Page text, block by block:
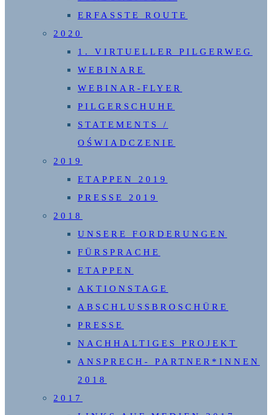
ERFASSTE ROUTE
2020
1. VIRTUELLER PILGERWEG
WEBINARE
WEBINAR-FLYER
PILGERSCHUHE
STATEMENTS /
OŚWIADCZENIE
2019
ETAPPEN 2019
PRESSE 2019
2018
UNSERE FORDERUNGEN
FÜRSPRACHE
ETAPPEN
AKTIONSTAGE
ABSCHLUSSBROSCHÜRE
PRESSE
NACHHALTIGES PROJEKT
ANSPRECH- PARTNER*INNEN
2018
2017